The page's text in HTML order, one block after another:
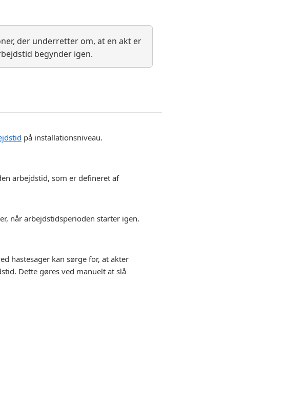
der underretter om, at en akt er
begynder igen.
på installationsniveau.
arbejdstid, som er defineret af
når arbejdstidsperioden starter igen.
hastesager kan sørge for, at akter
Dette gøres ved manuelt at slå